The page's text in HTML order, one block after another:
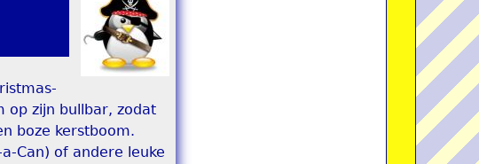
op zijn bullbar, zodat
boze kerstboom.
Can) of andere leuke